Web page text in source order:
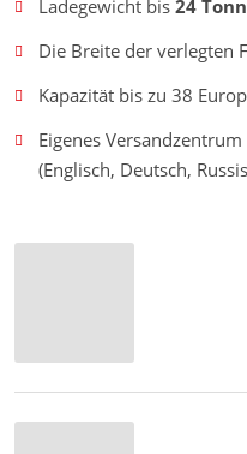
Ladegewicht bis 24
Die Breite der verlegten
Kapazität bis zu 38
Eigenes
(Englisch, Deutsch,